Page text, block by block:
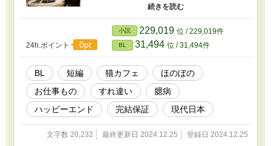
で働く大学生の白石奏多は猫とは話せるが、人
どの人見知り。 自分と同じく猫としか視線を合
わせないお客さん・加賀谷真のことが気になる
奏多だが、お互いに猫としか会話しないため関
係はいつまで経っても進展しない。 ある日、店
の看板猫であるたまごのイベントでふたりはす
れ違いからトラブルに発展してしまうが、店長
の助けもあって急接近することになり――。
24h.ポイント 0pt
小説 229,019 位 / 229,019件
BL 31,494 位 / 31,494件
BL 短編 猫カフェ
ほのぼの
お仕事もの
すれ違い
臆病
ハッピーエンド
完結保証 現代日本
文字数 20,232 最終更新日 2024.12.25 登録日 2024.12.25